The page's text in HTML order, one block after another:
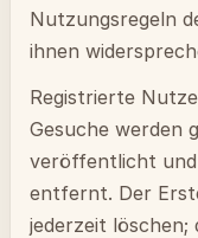
Nutzungsregeln
ihnen
Registrierte
Gesuche werden
veröffentlicht und
entfernt. Der
jederzeit löschen;